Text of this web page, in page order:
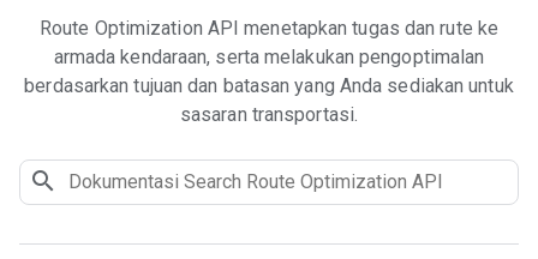
Route Optimization API menetapkan tugas dan rute ke
armada kendaraan, serta melakukan pengoptimalan
berdasarkan tujuan dan batasan yang Anda sediakan untuk
sasaran transportasi.